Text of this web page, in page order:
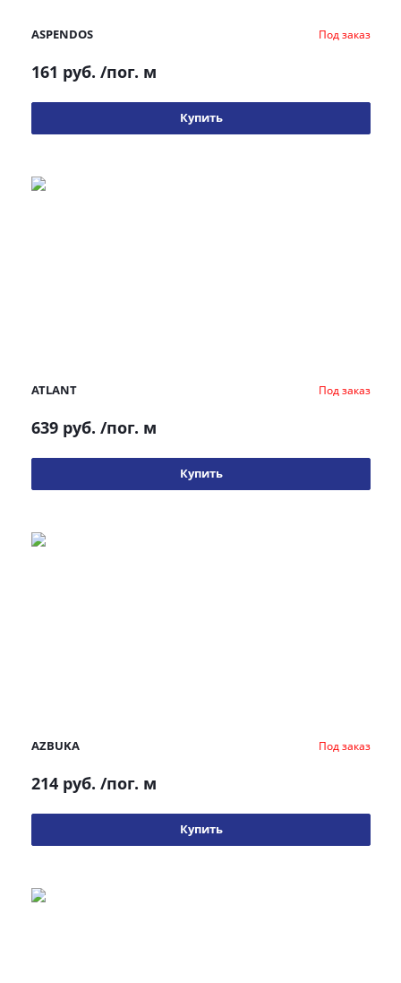
ASPENDOS Под заказ
161 руб. /пог. м
Купить
ATLANT Под заказ
639 руб. /пог. м
Купить
AZBUKA Под заказ
214 руб. /пог. м
Купить